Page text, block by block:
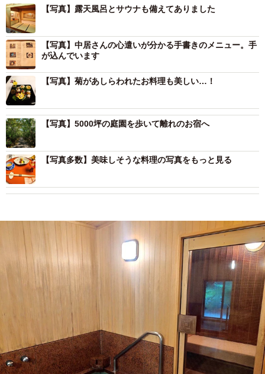
【写真】露天風呂とサウナも備えてありました
【写真】中居さんの心遣いが分かる手書きのメニュー。手
が込んでいます
【写真】菊があしらわれたお料理も美しい…！
【写真】5000坪の庭園を歩いて離れのお宿へ
【写真多数】美味しそうな料理の写真をもっと見る